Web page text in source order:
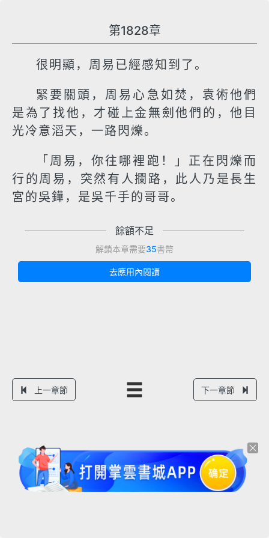
第1828章
很明顯，周易已經感知到了。
緊要關頭，周易心急如焚，袁術他們
是為了找他，才碰上金無劍他們的，他目
光冷意滔天，一路閃爍。
「周易，你往哪裡跑！」正在閃爍而
行的周易，突然有人攔路，此人乃是長生
宮的吳鏵，是吳千手的哥哥。
餘額不足
解鎖本章需要35書幣
去應用內閱讀
上一章節 下一章節